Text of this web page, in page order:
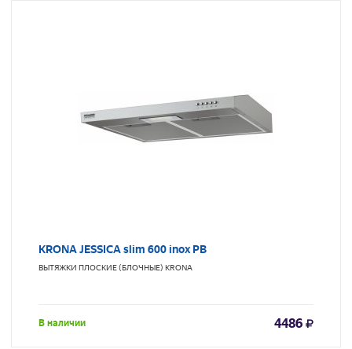
KRONA JESSICA slim 600 inox PB
ВЫТЯЖКИ ПЛОСКИЕ (БЛОЧНЫЕ) KRONA
В наличии 4486